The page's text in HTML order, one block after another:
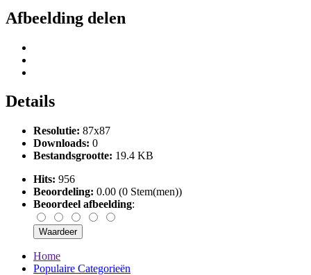
Afbeelding delen
Details
Resolutie: 87x87
Downloads: 0
Bestandsgrootte: 19.4 KB
Hits: 956
Beoordeling: 0.00 (0 Stem(men))
Beoordeel afbeelding:
Home
Populaire Categorieën